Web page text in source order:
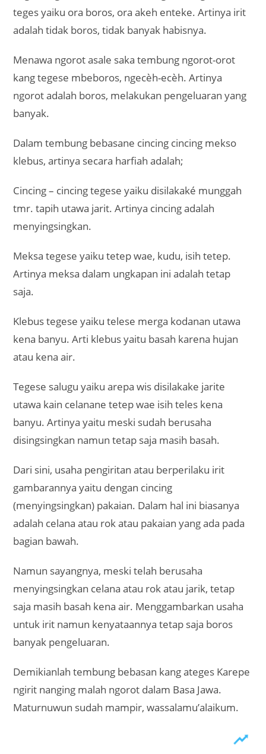
teges yaiku ora boros, ora akeh enteke. Artinya irit
adalah tidak boros, tidak banyak habisnya.
Menawa ngorot asale saka tembung ngorot-orot
kang tegese mbeboros, ngecèh-ecèh. Artinya
ngorot adalah boros, melakukan pengeluaran yang
banyak.
Dalam tembung bebasane cincing cincing mekso
klebus, artinya secara harfiah adalah;
Cincing – cincing tegese yaiku disilakaké munggah
tmr. tapih utawa jarit. Artinya cincing adalah
menyingsingkan.
Meksa tegese yaiku tetep wae, kudu, isih tetep.
Artinya meksa dalam ungkapan ini adalah tetap
saja.
Klebus tegese yaiku telese merga kodanan utawa
kena banyu. Arti klebus yaitu basah karena hujan
atau kena air.
Tegese salugu yaiku arepa wis disilakake jarite
utawa kain celanane tetep wae isih teles kena
banyu. Artinya yaitu meski sudah berusaha
disingsingkan namun tetap saja masih basah.
Dari sini, usaha pengiritan atau berperilaku irit
gambarannya yaitu dengan cincing
(menyingsingkan) pakaian. Dalam hal ini biasanya
adalah celana atau rok atau pakaian yang ada pada
bagian bawah.
Namun sayangnya, meski telah berusaha
menyingsingkan celana atau rok atau jarik, tetap
saja masih basah kena air. Menggambarkan usaha
untuk irit namun kenyataannya tetap saja boros
banyak pengeluaran.
Demikianlah tembung bebasan kang ateges Karepe
ngirit nanging malah ngorot dalam Basa Jawa.
Maturnuwun sudah mampir, wassalamu’alaikum.